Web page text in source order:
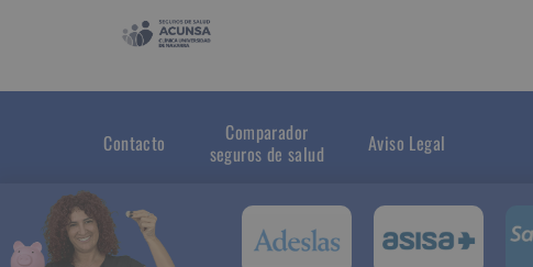
Contacto
Comparador
seguros de salud
Aviso Legal